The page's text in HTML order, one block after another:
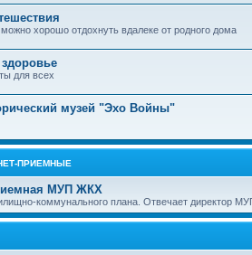
можно хорошо отдохнуть вдалеке от родного дома
для всех
музей "Эхо Войны"
ПРИЕМНЫЕ
МУП ЖКХ
коммунального плана. Отвечает директор